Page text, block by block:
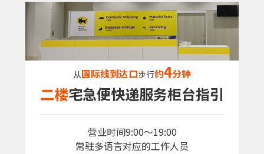
从国际线到达口步行约4分钟
二楼宅急便快递服务柜台指引
营业时间9:00〜19:00
常驻多语言对应的工作人员